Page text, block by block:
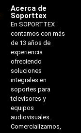
Acerca de
Soporttex
En SOPORTTEX
contamos con más
de 13 años de
experiencia
ofreciendo
soluciones
integrales en
soportes para
televisores y
equipos
audiovisuales.
Comercializamos,